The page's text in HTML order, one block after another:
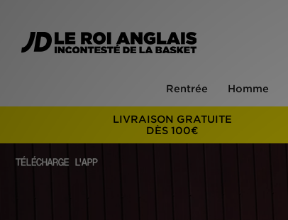
Rentrée Homme
LIVRAISON GRATUITE
DÈS 100€